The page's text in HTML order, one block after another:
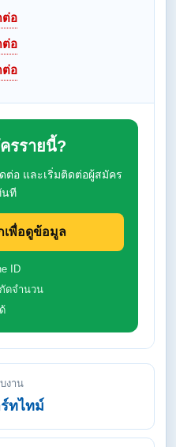
ต่อ
ต่อ
ต่อ
รรายนี้?
อ และเริ่มติดต่อผู้สมัคร
นที
เพื่อดูข้อมูล
ID
ดจำนวน
งาน
ร์ทไทม์